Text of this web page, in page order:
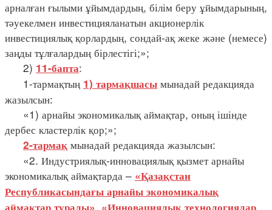
арналған ғылыми ұйымдардың, білім беру ұйымдарының,
тәуекелмен инвестицияланатын акционерлік
инвестициялық қорлардың, сондай-ақ жеке және (немесе)
заңды тұлғалардың бірлестігі;»;
2) 11-бапта:
1-тармақтың 1) тармақшасы мынадай редакцияда
жазылсын:
«1) арнайы экономикалық аймақтар, оның ішінде
дербес кластерлік қор;»;
2-тармақ мынадай редакцияда жазылсын:
«2. Индустриялық-инновациялық қызмет арнайы
экономикалық аймақтарда – «Қазақстан
Республикасындағы арнайы экономикалық
аймақтар туралы», «Инновациялық технологиялар